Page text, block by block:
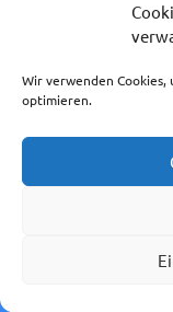
Wir verwenden Cookies,
optimieren.
609
301 im
am